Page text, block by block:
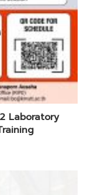
Laboratory